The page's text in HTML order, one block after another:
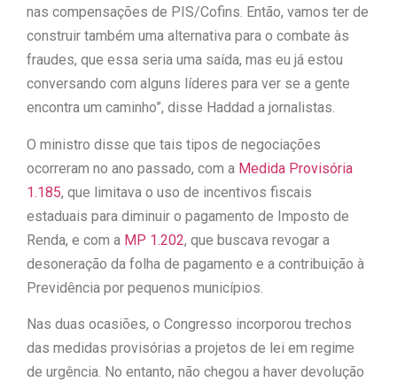
Bolsa Família: “Precisamos dar
condições para as pessoas
evoluírem” |
nas compensações de PIS/Cofins. Então, vamos ter de
construir também uma alternativa para o combate às
fraudes, que essa seria uma saída, mas eu já estou
conversando com alguns líderes para ver se a gente
encontra um caminho”, disse Haddad a jornalistas.
O ministro disse que tais tipos de negociações
ocorreram no ano passado, com a Medida Provisória
1.185, que limitava o uso de incentivos fiscais
estaduais para diminuir o pagamento de Imposto de
Renda, e com a MP 1.202, que buscava revogar a
desoneração da folha de pagamento e a contribuição à
Previdência por pequenos municípios.
Nas duas ocasiões, o Congresso incorporou trechos
das medidas provisórias a projetos de lei em regime
de urgência. No entanto, não chegou a haver devolução